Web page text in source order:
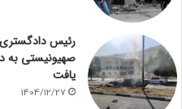
رئیس
یافت
1404/12/27